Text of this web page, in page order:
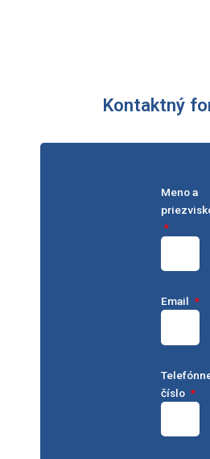
Kontaktný
Meno a
Email
číslo